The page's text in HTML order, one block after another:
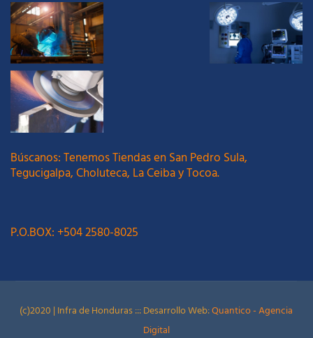
Búscanos: Tenemos Tiendas en San Pedro Sula,
Tegucigalpa, Choluteca, La Ceiba y Tocoa.
P.O.BOX: +504 2580-8025
(c)2020 | Infra de Honduras ::: Desarrollo Web:Quantico - Agencia
Digital